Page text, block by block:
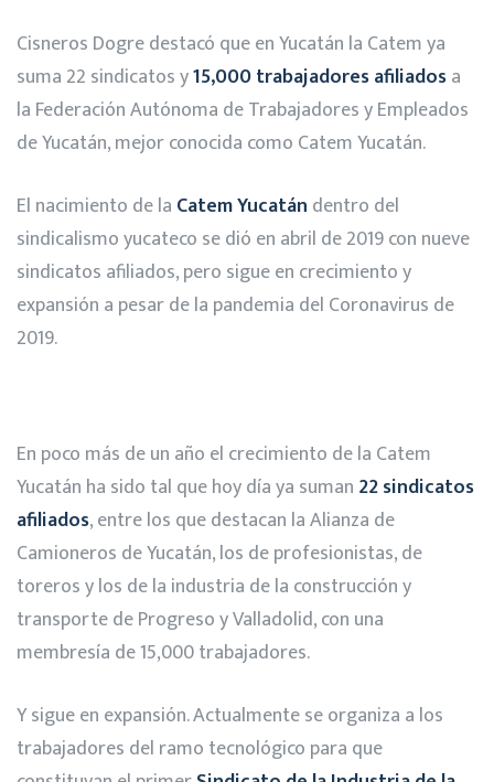
Cisneros Dogre destacó que en Yucatán la Catem ya
suma 22 sindicatos y15,000 trabajadores afiliadosa
la Federación Autónoma de Trabajadores y Empleados
de Yucatán, mejor conocida como Catem Yucatán.
El nacimiento de la Catem Yucatán dentro del
sindicalismo yucateco se dió en abril de 2019 con nueve
sindicatos afiliados, pero sigue en crecimiento y
expansión a pesar de la pandemia del Coronavirus de
2019.
En poco más de un año el crecimiento de la Catem
Yucatán ha sido tal que hoy día ya suman 22 sindicatos
afiliados, entre los que destacan la Alianza de
Camioneros de Yucatán, los de profesionistas, de
toreros y los de la industria de la construcción y
transporte de Progreso y Valladolid, con una
membresía de 15,000 trabajadores.
Y sigue en expansión. Actualmente se organiza a los
trabajadores del ramo tecnológico para que